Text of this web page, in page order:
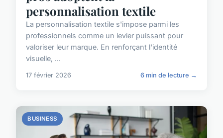
personnalisation textile
La personnalisation textile s'impose parmi les
professionnels comme un levier puissant pour
valoriser leur marque. En renforçant l'identité
visuelle, ...
17 février 2026 6 min de lecture →
BUSINESS